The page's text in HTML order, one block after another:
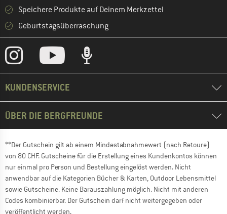
Speichere Produkte auf Deinem Merkzettel
Geburtstagsüberraschung
KUNDENSERVICE
ÜBER DIE BERGFREUNDE
**Der Gutschein gilt ab einem Mindestabnahmewert (nach Retoure)
von 80 CHF. Gutscheine für die Erstellung eines Kundenkontos können
nur einmal pro Person und Bestellung eingelöst werden. Nicht
anwendbar auf die Kategorien Bücher & Karten, Outdoor Lebensmittel
sowie Gutscheine. Keine Barauszahlung möglich. Nicht mit anderen
Codes kombinierbar. Der Gutschein darf nicht weitergegeben oder
veröffentlicht werden.